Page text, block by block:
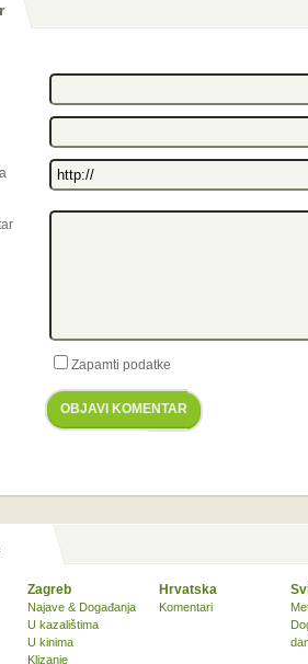
Zapamti podatke
OBJAVI KOMENTAR
Zagreb
Najave & Događanja
U kazalištima
U kinima
Klizanje
Hrvatska
Komentari